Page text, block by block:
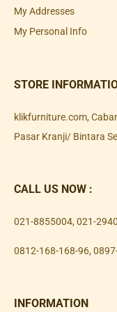
My Addresses
My Personal Info
STORE
klikfurniture.com,
Pasar Kranji/ Bintara
CALL US NOW :
021-8855004, 021-
0812-168-168-96,
INFORMATION